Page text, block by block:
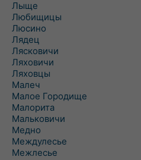
Лыще
Любищицы
Люсино
Лядец
Лясковичи
Ляховичи
Ляховцы
Малеч
Малое Городище
Малорита
Мальковичи
Медно
Междулесье
Межлесье